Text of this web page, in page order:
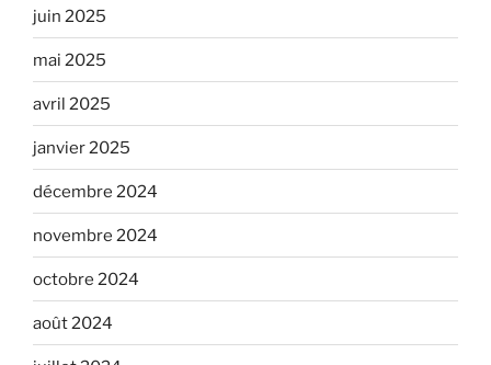
juin 2025
mai 2025
avril 2025
janvier 2025
décembre 2024
novembre 2024
octobre 2024
août 2024